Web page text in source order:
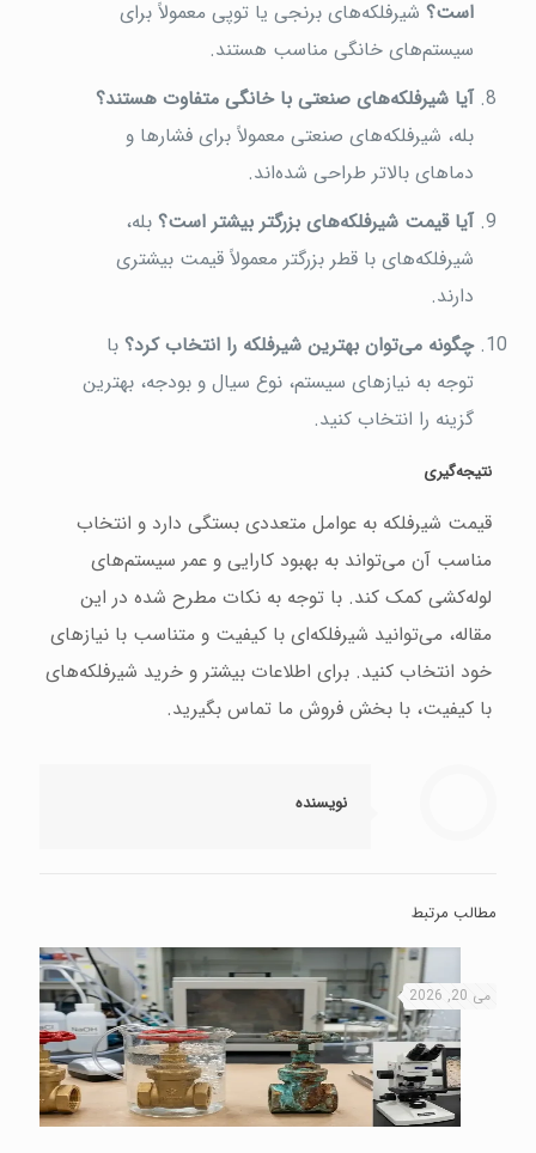
است؟شیرفلکه‌های برنجی یا توپی معمولاً برای
سیستم‌های خانگی مناسب هستند.
آیا شیرفلکه‌های صنعتی با خانگی متفاوت هستند؟
بله، شیرفلکه‌های صنعتی معمولاً برای فشارها و
دماهای بالاتر طراحی شده‌اند.
آیا قیمت شیرفلکه‌های بزرگتر بیشتر است؟بله،
شیرفلکه‌های با قطر بزرگتر معمولاً قیمت بیشتری
دارند.
چگونه می‌توان بهترین شیرفلکه را انتخاب کرد؟با
توجه به نیازهای سیستم، نوع سیال و بودجه، بهترین
گزینه را انتخاب کنید.
نتیجه‌گیری
قیمت شیرفلکه به عوامل متعددی بستگی دارد و انتخاب
مناسب آن می‌تواند به بهبود کارایی و عمر سیستم‌های
لوله‌کشی کمک کند. با توجه به نکات مطرح شده در این
مقاله، می‌توانید شیرفلکه‌ای با کیفیت و متناسب با نیازهای
خود انتخاب کنید. برای اطلاعات بیشتر و خرید شیرفلکه‌های
با کیفیت، با بخش فروش ما تماس بگیرید.
نویسنده
مطالب مرتبط
می 20, 2026